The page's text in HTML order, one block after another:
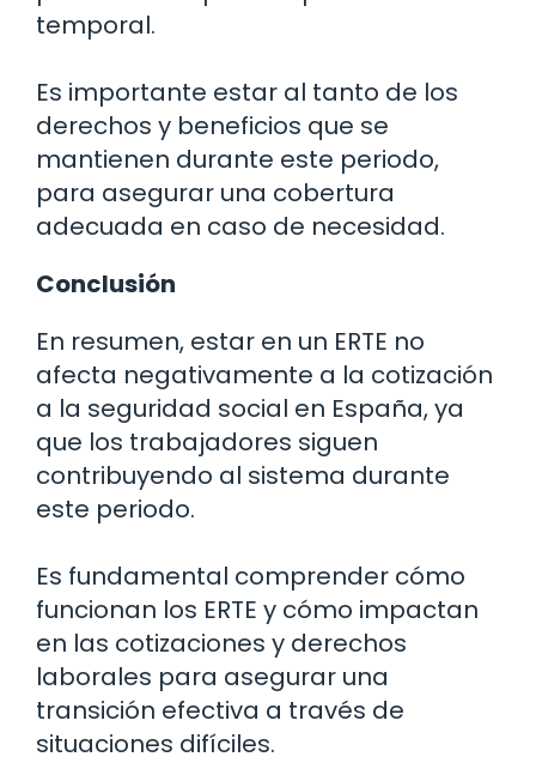
temporal.
Es importante estar al tanto de los
derechos y beneficios que se
mantienen durante este periodo,
para asegurar una cobertura
adecuada en caso de necesidad.
Conclusión
En resumen, estar en un ERTE no
afecta negativamente a la cotización
a la seguridad social en España, ya
que los trabajadores siguen
contribuyendo al sistema durante
este periodo.
Es fundamental comprender cómo
funcionan los ERTE y cómo impactan
en las cotizaciones y derechos
laborales para asegurar una
transición efectiva a través de
situaciones difíciles.